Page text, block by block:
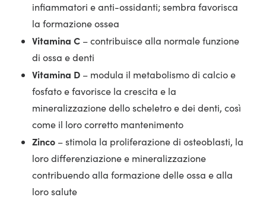
infiammatori e anti-ossidanti; sembra favorisca
la formazione ossea
Vitamina C – contribuisce alla normale funzione
di ossa e denti
Vitamina D – modula il metabolismo di calcio e
fosfato e favorisce la crescita e la
mineralizzazione dello scheletro e dei denti, così
come il loro corretto mantenimento
Zinco – stimola la proliferazione di osteoblasti, la
loro differenziazione e mineralizzazione
contribuendo alla formazione delle ossa e alla
loro salute